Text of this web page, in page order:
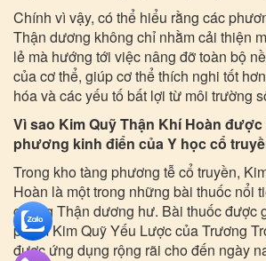
Chính vì vậy, có thể hiểu rằng các
Thận dương không chỉ nhằm cải thiện
lẻ mà hướng tới việc nâng đỡ toàn bộ
của cơ thể, giúp cơ thể thích nghi tốt
hóa và các yếu tố bất lợi từ môi trường
Vì sao Kim Quỹ Thận Khí Hoàn được
phương kinh điển của Y học cổ
Trong kho tàng phương tễ cổ truyền,
Hoàn là một trong những bài thuốc nổi
chứng Thận dương hư. Bài thuốc được
phẩm Kim Quỹ Yếu Lược của Trương
được ứng dụng rộng rãi cho đến ngày